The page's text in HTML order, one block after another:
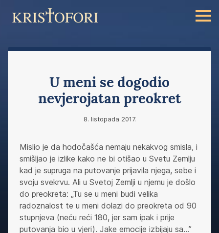
U meni se dogodio
nevjerojatan preokret
8. listopada 2017.
Mislio je da hodočašća nemaju nekakvog smisla, i
smišljao je izlike kako ne bi otišao u Svetu Zemlju
kad je supruga na putovanje prijavila njega, sebe i
svoju svekrvu. Ali u Svetoj Zemlji u njemu je došlo
do preokreta: „Tu se u meni budi velika
radoznalost te u meni dolazi do preokreta od 90
stupnjeva (neću reći 180, jer sam ipak i prije
putovanja bio u vjeri). Jake emocije izbijaju sa…”